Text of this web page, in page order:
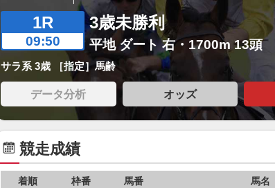
1R
09:50
3歳未勝利
平地 ダート 右・1700m 13頭
サラ系 3歳 ［指定］馬齢
データ分析 オッズ
競走成績
着順 枠番 馬番 馬名